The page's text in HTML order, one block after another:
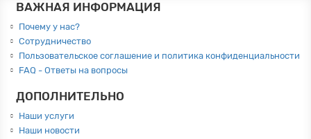
ВАЖНАЯ ИНФОРМАЦИЯ
Почему у нас?
Сотрудничество
Пользовательское соглашение и политика конфиденциальности
FAQ - Ответы на вопросы
ДОПОЛНИТЕЛЬНО
Наши услуги
Наши новости